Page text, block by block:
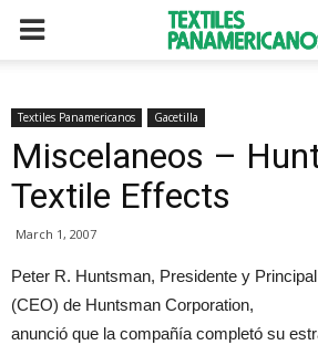
Textiles Panamericanos Gacetilla
Miscelaneos –
Textile Effects
March 1, 2007
Peter R. Huntsman, Presidente y
(CEO) de Huntsman Corporation,
anunció que la compañía completó su